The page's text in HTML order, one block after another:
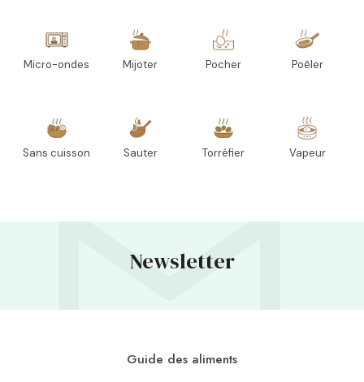
Micro-ondes Mijoter Pocher Poêler
Sans cuisson Sauter Torréfier Vapeur
Newsletter
Guide des aliments